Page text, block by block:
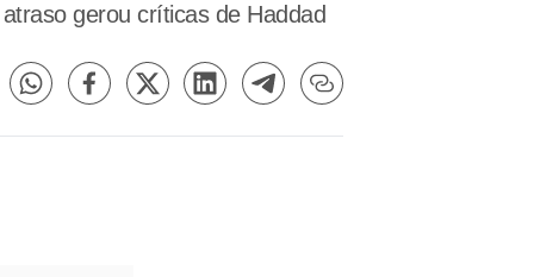
gerou críticas de Haddad